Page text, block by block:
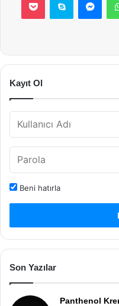
Kayıt Ol
Beni hatırla
Son Yazılar
Panthenol